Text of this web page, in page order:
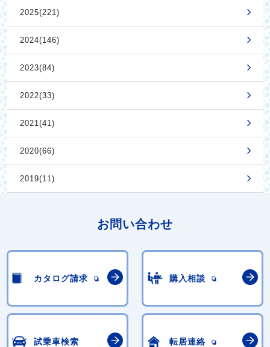
2025(221)
2024(146)
2023(84)
2022(33)
2021(41)
2020(66)
2019(11)
お問い合わせ
カタログ請求 購入相談
試乗車検索 転居連絡